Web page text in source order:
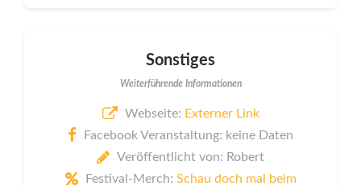
Sonstiges
Weiterführende Informationen
Webseite: Externer Link
Facebook Veranstaltung: keine Daten
Veröffentlicht von: Robert
Festival-Merch: Schau doch mal beim